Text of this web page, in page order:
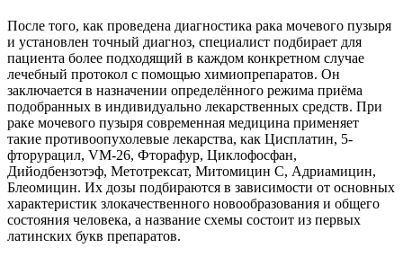
После того, как проведена диагностика рака мочевого пузыря
и установлен точный диагноз, специалист подбирает для
пациента более подходящий в каждом конкретном случае
лечебный протокол с помощью химиопрепаратов. Он
заключается в назначении определённого режима приёма
подобранных в индивидуально лекарственных средств. При
раке мочевого пузыря современная медицина применяет
такие противоопухолевые лекарства, как Цисплатин, 5-
фторурацил, VM-26, Фторафур, Циклофосфан,
Дийодбензотэф, Метотрексат, Митомицин С, Адриамицин,
Блеомицин. Их дозы подбираются в зависимости от основных
характеристик злокачественного новообразования и общего
состояния человека, а название схемы состоит из первых
латинских букв препаратов.